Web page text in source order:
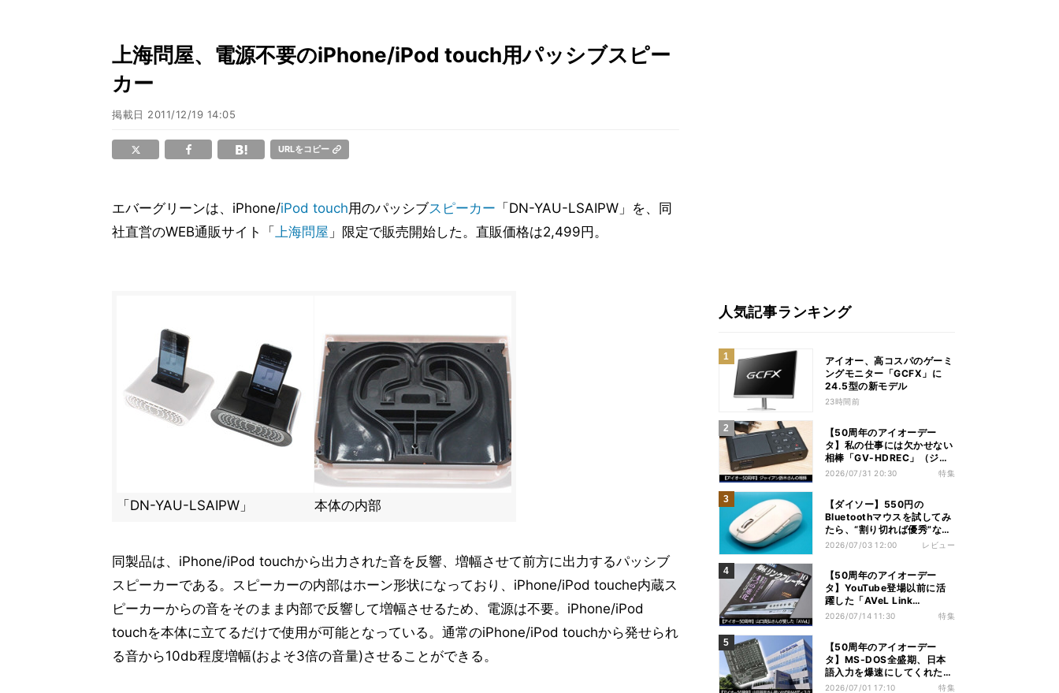
上海問屋、電源不要のiPhone/iPod touch用パッシブスピー
カー
掲載日 2011/12/19 14:05
URLをコピー
エバーグリーンは、iPhone/iPod touch用のパッシブスピーカー 「DN-YAU-LSAIPW」を、同
社直営のWEB通販サイト「 上海問屋 」限定で販売開始した。直販価格は2,499円。
「DN-YAU-LSAIPW」 本体の内部
同製品は、iPhone/iPod touchから出力された音を反響、増幅させて前方に出力するパッシブ
スピーカーである。スピーカーの内部はホーン形状になっており、iPhone/iPod touche内蔵ス
ピーカーからの音をそのまま内部で反響して増幅させるため、電源は不要。iPhone/iPod
touchを本体に立てるだけで使用が可能となっている。通常のiPhone/iPod touchから発せられ
る音から10db程度増幅(およそ3倍の音量)させることができる。
人気記事ランキング
アイオー、高コスパのゲーミ
ングモニター「GCFX」に
24.5型の新モデル
23時間前
【50周年のアイオーデー
タ】私の仕事には欠かせない
相棒「GV-HDREC」（ジャ
イアン鈴木さん）
2026/07/31 20:30 特集
【ダイソー】550円の
Bluetoothマウスを試してみ
たら、“割り切れば優秀”な1
台だった
2026/07/03 12:00 レビュー
【50周年のアイオーデー
タ】YouTube登場以前に活
躍した「AVeL Link
Player」（山口真弘さん）
2026/07/14 11:30 特集
【50周年のアイオーデー
タ】MS-DOS全盛期、日本
語入力を爆速にしてくれた
RAMディスク（山田祥平さ
2026/07/01 17:10 特集